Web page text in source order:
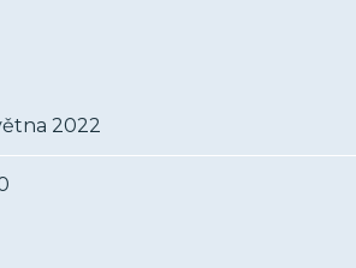
2022